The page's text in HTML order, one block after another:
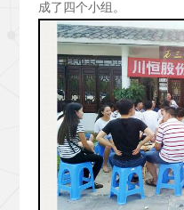
成了四个小组。